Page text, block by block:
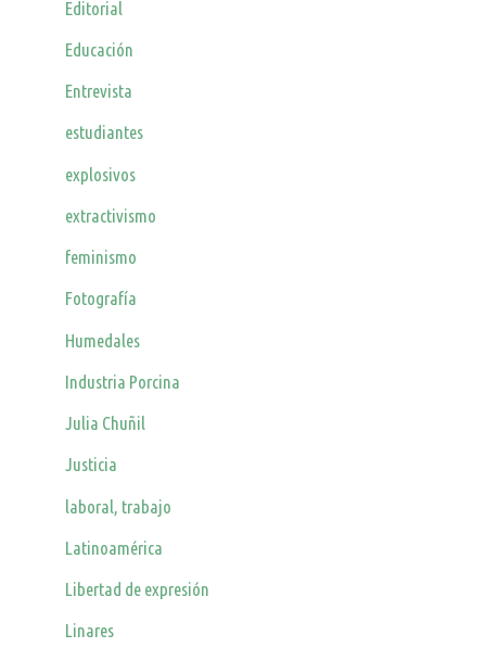
Editorial
Educación
Entrevista
estudiantes
explosivos
extractivismo
feminismo
Fotografía
Humedales
Industria Porcina
Julia Chuñil
Justicia
laboral, trabajo
Latinoamérica
Libertad de expresión
Linares